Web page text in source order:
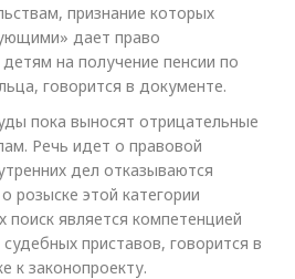
признание которых
дает право
на получение пенсии по
говорится в документе.
пока выносят отрицательные
Речь идет о правовой
дел отказываются
розыске этой категории
поиск является компетенцией
приставов, говорится в
к законопроекту.